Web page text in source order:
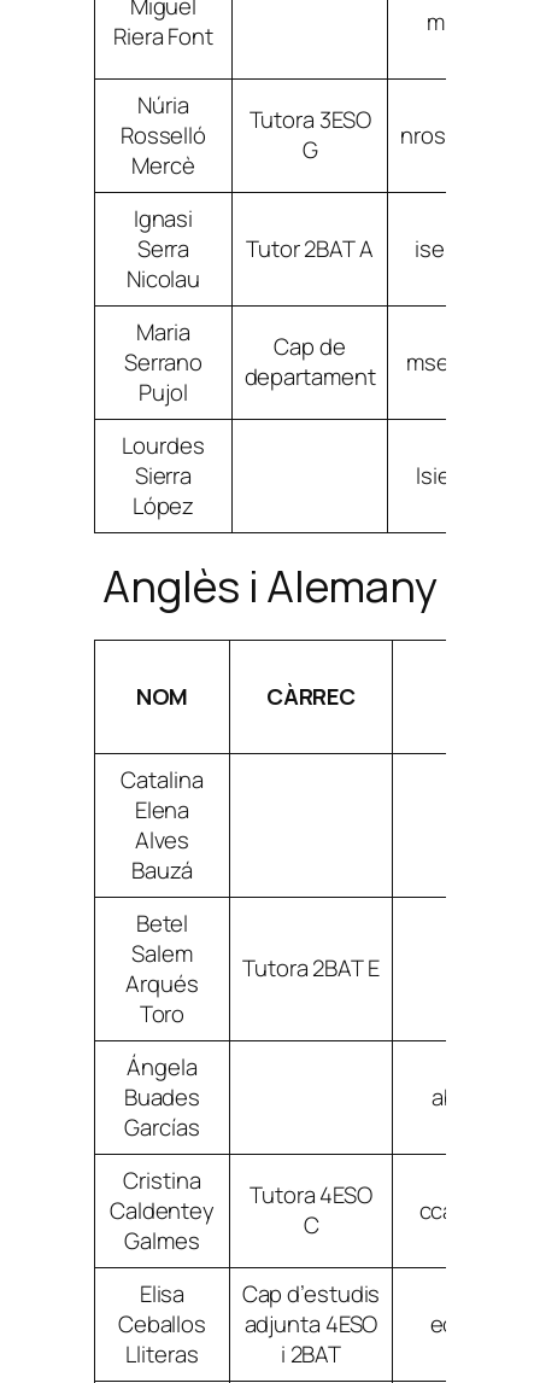
Riera Font
Núria
Rosselló
Mercè
Tutora 3ESO
G
Ignasi
Serra
Nicolau
Tutor 2BAT A
Maria
Serrano
Pujol
Cap de
departament
Lourdes
Sierra
López
Anglès i Alemany
NOM CÀRREC
Catalina
Elena
Alves
Bauzá
Betel
Salem
Arqués
Toro
Tutora 2BAT E
Ángela
Buades
Garcías
Cristina
Caldentey
Galmes
Tutora 4ESO
C
Elisa
Ceballos
Lliteras
Cap d’estudis
adjunta 4ESO
i 2BAT